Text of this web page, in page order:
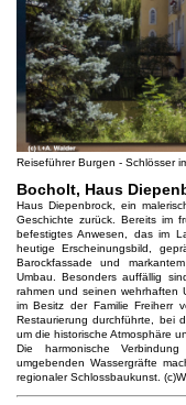
Reiseführer Burgen - Schlösser
Bocholt, Haus
Haus Diepenbrock, ein
Geschichte zurück. Bereits im
befestigtes Anwesen, das im
heutige Erscheinungsbild,
Barockfassade und
Umbau. Besonders auffällig
rahmen und seinen wehrhaften
im Besitz der Familie Freiherr
Restaurierung durchführte, bei
um die historische Atmosphäre
Die harmonische
umgebenden Wassergräfte
regionaler Schlossbaukunst.